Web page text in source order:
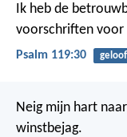
Ik heb de
voorschriften voor
Psalm 119:30 geloof
Neig mijn hart
winstbejag.